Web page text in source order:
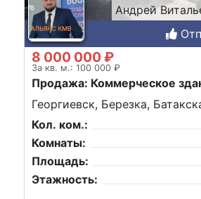
Андрей
8 000 000 ₽
За кв. м.: 100 000 ₽
Продажа: Коммерческое
Георгиевск, Березка,
Кол. ком.:
Комнаты:
Площадь:
Этажность: